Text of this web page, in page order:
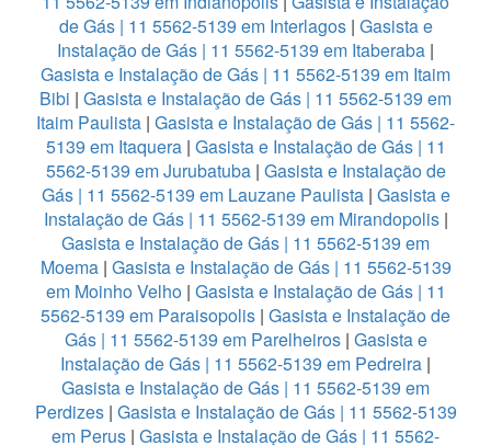
de Gás | 11 5562-5139 em Interlagos| Gasista e
Instalação de Gás | 11 5562-5139 em Itaberaba |
Gasista e Instalação de Gás | 11 5562-5139 em Itaim
Bibi | Gasista e Instalação de Gás | 11 5562-5139 em
Itaim Paulista | Gasista e Instalação de Gás | 11 5562-
5139 em Itaquera| Gasista e Instalação de Gás | 11
5562-5139 em Jurubatuba| Gasista e Instalação de
Gás | 11 5562-5139 em Lauzane Paulista | Gasista e
Instalação de Gás | 11 5562-5139 em Mirandopolis|
Gasista e Instalação de Gás | 11 5562-5139 em
Moema| Gasista e Instalação de Gás | 11 5562-5139
em Moinho Velho | Gasista e Instalação de Gás | 11
5562-5139 em Paraisopolis | Gasista e Instalação de
Gás | 11 5562-5139 em Parelheiros| Gasista e
Instalação de Gás | 11 5562-5139 em Pedreira |
Gasista e Instalação de Gás | 11 5562-5139 em
Perdizes| Gasista e Instalação de Gás | 11 5562-5139
em Perus | Gasista e Instalação de Gás | 11 5562-